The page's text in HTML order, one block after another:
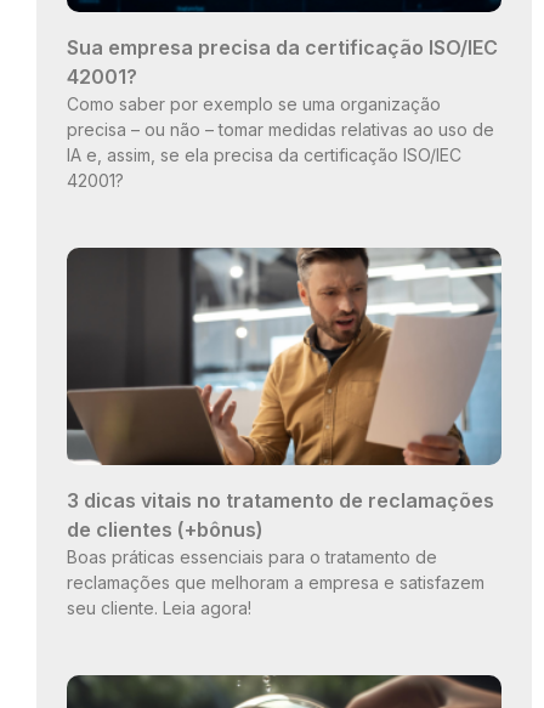
Sua empresa precisa da certificação ISO/IEC
42001?
Como saber por exemplo se uma organização
precisa – ou não – tomar medidas relativas ao uso de
IA e, assim, se ela precisa da certificação ISO/IEC
42001?
3 dicas vitais no tratamento de reclamações
de clientes (+bônus)
Boas práticas essenciais para o tratamento de
reclamações que melhoram a empresa e satisfazem
seu cliente. Leia agora!